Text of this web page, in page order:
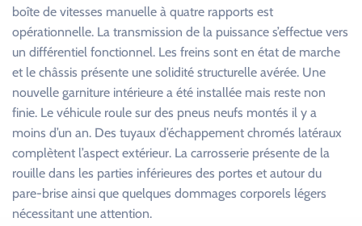
boîte de vitesses manuelle à quatre rapports est
opérationnelle. La transmission de la puissance s’effectue vers
un différentiel fonctionnel. Les freins sont en état de marche
et le châssis présente une solidité structurelle avérée. Une
nouvelle garniture intérieure a été installée mais reste non
finie. Le véhicule roule sur des pneus neufs montés il y a
moins d’un an. Des tuyaux d’échappement chromés latéraux
complètent l’aspect extérieur. La carrosserie présente de la
rouille dans les parties inférieures des portes et autour du
pare-brise ainsi que quelques dommages corporels légers
nécessitant une attention.